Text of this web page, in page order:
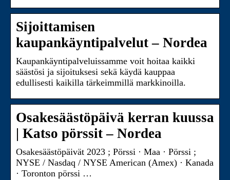
Sijoittamisen
kaupankäyntipalvelut – Nordea
Kaupankäyntipalveluissamme voit hoitaa kaikki
säästösi ja sijoituksesi sekä käydä kauppaa
edullisesti kaikilla tärkeimmillä markkinoilla.
Osakesäästöpäivä kerran kuussa
| Katso pörssit – Nordea
Osakesäästöpäivät 2023 ; Pörssi · Maa · Pörssi ;
NYSE / Nasdaq / NYSE American (Amex) · Kanada
· Toronton pörssi …